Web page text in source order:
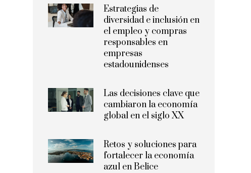
Estrategias de
diversidad e inclusión en
el empleo y compras
responsables en
empresas
estadounidenses
Las decisiones clave que
cambiaron la economía
global en el siglo XX
Retos y soluciones para
fortalecer la economía
azul en Belice